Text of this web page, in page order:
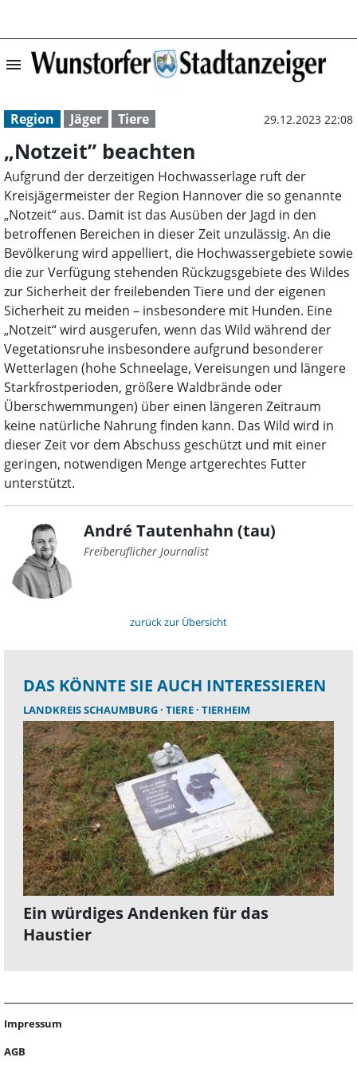
menu „Notzeit”
Region Jäger Tiere 29.12.2023 22:08
„Notzeit” beachten
Aufgrund der derzeitigen Hochwasserlage ruft der
Kreisjägermeister der Region Hannover die so genannte
„Notzeit“ aus. Damit ist das Ausüben der Jagd in den
betroffenen Bereichen in dieser Zeit unzulässig. An die
Bevölkerung wird appelliert, die Hochwassergebiete sowie
die zur Verfügung stehenden Rückzugsgebiete des Wildes
zur Sicherheit der freilebenden Tiere und der eigenen
Sicherheit zu meiden – insbesondere mit Hunden. Eine
„Notzeit“ wird ausgerufen, wenn das Wild während der
Vegetationsruhe insbesondere aufgrund besonderer
Wetterlagen (hohe Schneelage, Vereisungen und längere
Starkfrostperioden, größere Waldbrände oder
Überschwemmungen) über einen längeren Zeitraum
keine natürliche Nahrung finden kann. Das Wild wird in
dieser Zeit vor dem Abschuss geschützt und mit einer
geringen, notwendigen Menge artgerechtes Futter
unterstützt.
André Tautenhahn (tau)
Freiberuflicher Journalist
zurück zur Übersicht
DAS KÖNNTE SIE AUCH INTERESSIEREN
LANDKREIS SCHAUMBURG TIERE TIERHEIM
Ein würdiges Andenken für das
Haustier
Impressum
AGB